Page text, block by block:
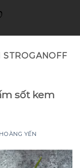
STROGANOFF
sốt kem
HOÀNG YẾN